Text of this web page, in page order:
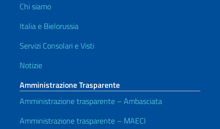
Chi siamo
Italia e Bielorussia
Servizi Consolari e Visti
Notizie
Amministrazione Trasparente
Amministrazione trasparente – Ambasciata
Amministrazione trasparente – MAECI